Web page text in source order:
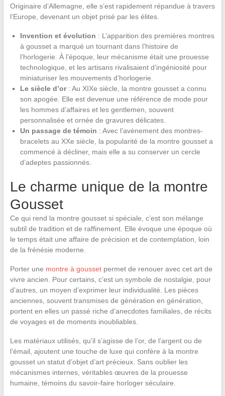
Originaire d’Allemagne, elle s’est rapidement répandue à travers
l’Europe, devenant un objet prisé par les élites.
Invention et évolution : L’apparition des premières montres
à gousset a marqué un tournant dans l’histoire de
l’horlogerie. À l’époque, leur mécanisme était une prouesse
technologique, et les artisans rivalisaient d’ingéniosité pour
miniaturiser les mouvements d’horlogerie.
Le siècle d’or : Au XIXe siècle, la montre gousset a connu
son apogée. Elle est devenue une référence de mode pour
les hommes d’affaires et les gentlemen, souvent
personnalisée et ornée de gravures délicates.
Un passage de témoin : Avec l’avènement des montres-
bracelets au XXe siècle, la popularité de la montre gousset a
commencé à décliner, mais elle a su conserver un cercle
d’adeptes passionnés.
Le charme unique de la montre
Gousset
Ce qui rend la montre gousset si spéciale, c’est son mélange
subtil de tradition et de raffinement. Elle évoque une époque où
le temps était une affaire de précision et de contemplation, loin
de la frénésie moderne.
Porter une montre à goussetpermet de renouer avec cet art de
vivre ancien. Pour certains, c’est un symbole de nostalgie, pour
d’autres, un moyen d’exprimer leur individualité. Les pièces
anciennes, souvent transmises de génération en génération,
portent en elles un passé riche d’anecdotes familiales, de récits
de voyages et de moments inoubliables.
Les matériaux utilisés, qu’il s’agisse de l’or, de l’argent ou de
l’émail, ajoutent une touche de luxe qui confère à la montre
gousset un statut d’objet d’art précieux. Sans oublier les
mécanismes internes, véritables œuvres de la prouesse
humaine, témoins du savoir-faire horloger séculaire.